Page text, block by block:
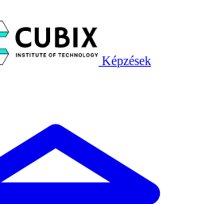
Képzések